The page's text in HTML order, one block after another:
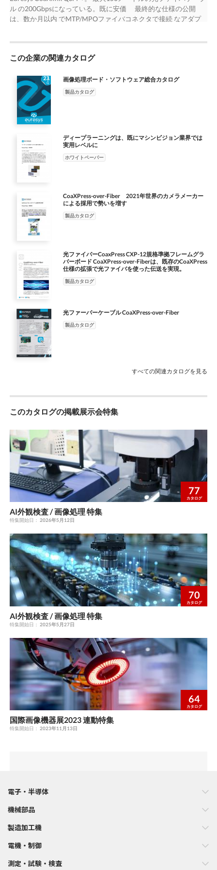
12 ット接続で実行する手段を提供するも の速度を、同軸銅ケー
ブルでの12.5Gbps のである。そのためCoaXPress-over- イーサ
Fiberはイーサネット用に設計された メリット CoaXPressのリン
クアグリゲーション 標準的なエレクトロニクス製品、コネ イ
ーサネット接続を使用すれば、 は標準であるため、4つのCXP-
Fiberで、イーサネッ クを使えば50Gbpsの帯域幅（12.5X4） プ
ロトコルはイーサネットやGigE Vision ト用に設計された標準的
な低コスト設 は簡単に達成できる。CoaXPress仕様 で は な く、
CoaXPressを 使 用 す る。 備（コネクタやケーブル）を使用でき
る CoaXPress-over-Fiberイメージ図。 1 December 2020 V I S I O
N S Y S T E M S D E S I G N J A PA N
に関する CoaXPress-over-FiberはCoaXPress スである。この
インタフェースの汎用 メリットとデメリット 規格のアドオンで
あるため、既存の 的 な 特 性 に よ り、CoaXPressか ら メリット
ブレイヤー ・ ファイバ接続には基本的に長さの制 新しいプロト
コルのテストを行うこと への信号送信をマッピングすることが
限がないため、ケーブルの長さに伴 な く、 簡 単 にCoaXPress-
over-Fiber できる。XGMIIを使用することで、 う問題がない。
にアップグレードすることができる。 CoaXPressは、IEEE規 格
802.3の 条 ・ 光ファイバはより広い帯域幅を提供 可能である。
現在の標準帯域幅は、 ファイバ当たり10Gbpsと25Gbpsで、 デ
ータセンターなどで広く使用されて いる。 ・光 ファイバには電
気ノイズへの耐性が ある。製造エリアや医療分野での応用 に大
きな優位性がある。 ・ 光ファイバは、同等の銅ケーブルよ りも
軽量で小型であるため、柔軟な システム設計が可能である。 デ
メリット 「パワーオーバーファイバ」がない。 光ファイバ内
の信号は光を使って伝送 されるため、光ファイバで送電するこ
図２ CoaXPress/CoaX-over-Fiber帯域幅（Gbps）。 V I S I O N
メリットには、多数のメーカーがすで 可能となる。25GMIIは、
論理的には が可能である（図2）。 に多様な接続オプションを提
Euresys社子会社であるSensor to エンドユーザーにもたらす
XGMIIへ、お メリット はSFP+の4倍）モジュールがある。 よび
XGMIIからCXPへのIPコアをす イーサネット接続を活用すれ
ば、 固定インタフェースと比較した場合 でに評価目的で提供
している（図1）。 CoaXPress-over-Fiberで、イーサネッ のモジ
ュールの利点は、用途で必要と ト用に設計された標準的な低コ
Fiberの 備（コネクタやケーブル）を使用できる 備できる点であ
る。多様なトランスミ 帯域幅 だけでなく、より高い帯域幅へと
継続 ッターとレシーバーを利用できるため、 CoaXPress-over-
Fiberの 初 期 構 成 的に進化するイーサネットをそのまま利 ユー
ザーは、マルチモードまたはシン は、単一QSFP+モジュールに
イバで必要な光リーチ 4X10Gbpsで、カメラ当たり40Gbps ユー
ザーは、さらに高解像度のイメー を提供する上で適したトラン
シーバを を達成できる。これは、4本の銅線同 ジング技術だけで
なく、より高速な検 選択できる。 軸ケーブルでの4つCXP-12リ
して、マルチモードフ じ総帯域幅であるが、CoaXPress-over- も
製品が対応できることを期待できる。 ァイバ用の40GBASE-SR4
QSFP+光 Fiberであれば4X25Gbps（QSFP28モ CoaXPress-over-
Fiber対応 トランシーバモジュールを使用すると、 図４
40GBASE-ER4 QSFP+ 1310nm 40km LC DOM光トランシーバモ
40kmの光ファイバケーブルの使用。 3 December 2020 V I S I O
N S Y S T E M S D E S I G N J A PA N
ル の200Gbpsになっている。既に安価 最終的な仕様の公開
は、数か月以内 でMTP/MPOファイバコネクタで接続 なアダプ
途に最適で である。 CoaXPressの光ファイバコネクタオプ あ
ンとして、シン CoaXPress-over-Fiberの Interface Guideline for
CoaXPress グルモードファイバ用の40GBASE- 将来展望
（CoaXPressの光インタフェースに関 ER4 QSFP+ LC DOM光ト
ランシーバ 2020年11月現在、CoaXPress-over- するガイドラ
イン）」が公開されており モジュールを使用すると、最大40キ
ル標準化は間 メートルの光ファイバケーブルでLCデ るが、既に4
つの双方向10Gbpsリン もなく策定されることになる。 ュプレッ
クスファイバコネクタにて接 クを提供するQSFP+ケージを備え
た 続する。このソリューションは、ビデ CoaXPress-over-Fiber
ラバー「Coaxlink QSFP+」は、Eure CoaXPress-over-Fiberは
CoaXPress ブレイクアウトアクティブ光ケーブ sys社よりカメ
ラメーカーに対し提供 プロトコルに基づくものであり、ジッ ル
も利用可能である。このケーブルに されている（図5）。また、
CoaXPress- ターとレイテンシーに関し、CoaX は、片方に40G
同様に高いパフォーマンスを （フレームグラバー用）、もう片
方に4 to Image社よりカメラメーカーを対象 提供する。その上、
CoaXPress-over- つの10G SFP+トランシーバ（4台のカ に提供さ
れている（図1）。 FiberはCoaXPressに比べ、より高い メラ
用）が備わっている。 経緯として、Euresys社及びSensor 転送
らに高速の to Image社は、2018年にCoaXPress- ッターとレイテ
ンシーはさらに改善さ オプションも利用できる状態であるた
over-Fiberの開発とデモを開始。2020 れ る。CoaXPress-over-
FiberはCoaX め、将来的な需要にも対応可能となる。 年初頭よ
り、Euresys社と最大手ビジ Press規格のメリットを維持するだけ
CoaXPress分科 でなく、高帯域幅、低レイテンシー、 度に対応
い安定性と信頼性をさらに進展させ り、QSFP28（クワッド
SFP28）系統の へのアドオンとしての仕様の審査に取 ていくこ
とになる。 場合は、最大100Gbpsとなる。QSFP り組んできた。
からすでに 著者紹介 販売されている製品の最高速度は2倍 佐野
樹氏は、Euresys Japanのセールスマネージャー。 VSDJ V I S I O
N S Y S T E M S D E S I G N J A PA N December 2020 4
この企業の関連カタログ
画像処理ボード・ソフトウェア総合カタログ
製品カタログ
ディープラーニングは、既にマシンビジョン業界では
実用レベルに
ホワイトペーパー
CoaXPress-over-Fiber 2021年世界のカメラメーカー
による採用で勢いを増す
製品カタログ
光ファイバーCoaxPress CXP-12規格準拠フレームグラ
バーボード CoaXPress-over-Fiberは、既存のCoaXPress
仕様の拡張で光ファイバを使った伝送を実現。
製品カタログ
光ファーバーケーブル CoaXPress-over-Fiber
製品カタログ
すべての関連カタログを見る
このカタログの掲載展示会特集
77
カタログ
AI外観検査 / 画像処理 特集
特集開始日： 2026年5月12日
70
カタログ
AI外観検査 / 画像処理 特集
特集開始日： 2025年5月27日
64
カタログ
国際画像機器展2023 連動特集
特集開始日： 2023年11月13日
電子・半導体
機械部品
製造加工機
電機・制御
測定・試験・検査